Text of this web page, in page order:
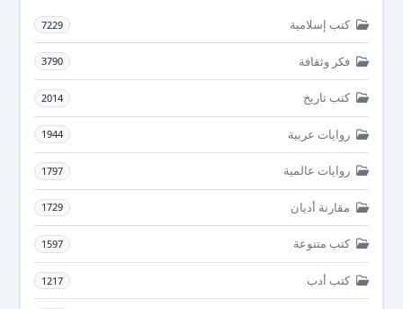
كتب إسلامية 7229
فكر وثقافة 3790
كتب تاريخ 2014
روايات عربية 1944
روايات عالمية 1797
مقارنة أديان 1729
كتب متنوعة 1597
كتب أدب 1217